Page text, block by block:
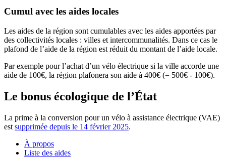
Cumul avec les aides locales
Les aides de la région sont cumulables avec les aides apportées par
des collectivités locales : villes et intercommunalités. Dans ce cas le
plafond de l’aide de la région est réduit du montant de l’aide locale.
Par exemple pour l’achat d’un vélo électrique si la ville accorde une
aide de 100€, la région plafonera son aide à 400€ (= 500€ - 100€).
Le bonus écologique de l’État
La prime à la conversion pour un vélo à assistance électrique (VAE)
est supprimée depuis le 14 février 2025.
À propos
Liste des aides